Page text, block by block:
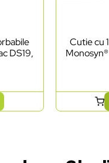
DS19,
Cutie cu